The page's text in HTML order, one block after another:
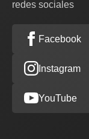
redes sociales
Facebook
Instagram
YouTube